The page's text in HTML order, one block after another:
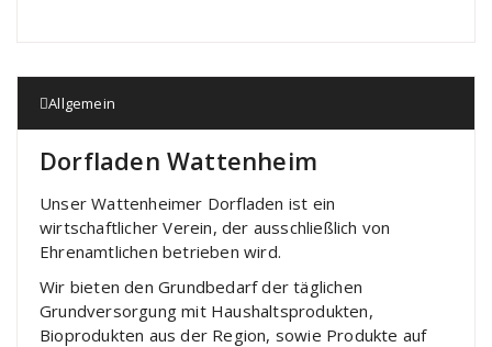
Allgemein
Dorfladen Wattenheim
Unser Wattenheimer Dorfladen ist ein
wirtschaftlicher Verein, der ausschließlich von
Ehrenamtlichen betrieben wird.
Wir bieten den Grundbedarf der täglichen
Grundversorgung mit Haushaltsprodukten,
Bioprodukten aus der Region, sowie Produkte auf